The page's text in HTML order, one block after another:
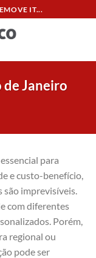
IT...
de Janeiro
para
e custo-benefício,
são imprevisíveis.
com diferentes
Porém,
regional ou
pode ser